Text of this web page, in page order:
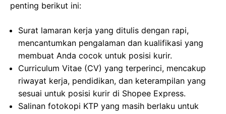
penting berikut ini:
Surat lamaran kerja yang ditulis dengan rapi,
mencantumkan pengalaman dan kualifikasi yang
membuat Anda cocok untuk posisi kurir.
Curriculum Vitae (CV) yang terperinci, mencakup
riwayat kerja, pendidikan, dan keterampilan yang
sesuai untuk posisi kurir di Shopee Express.
Salinan fotokopi KTP yang masih berlaku untuk